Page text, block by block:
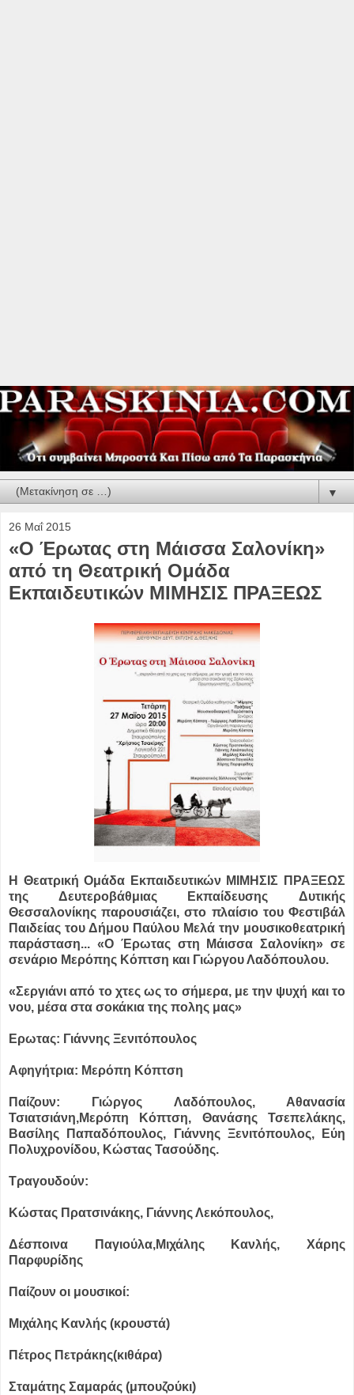
▼
26 Μαΐ 2015
«Ο Έρωτας στη Μάισσα Σαλονίκη»
από τη Θεατρική Ομάδα
Εκπαιδευτικών ΜΙΜΗΣΙΣ ΠΡΑΞΕΩΣ
Η Θεατρική Ομάδα Εκπαιδευτικών ΜΙΜΗΣΙΣ ΠΡΑΞΕΩΣ
της Δευτεροβάθμιας Εκπαίδευσης Δυτικής
Θεσσαλονίκης παρουσιάζει, στο πλαίσιο του Φεστιβάλ
Παιδείας του Δήμου Παύλου Μελά την μουσικοθεατρική
παράσταση... «Ο Έρωτας στη Μάισσα Σαλονίκη»σε
σενάριο Μερόπης Κόπτση και Γιώργου Λαδόπουλου.
«Σεργιάνι από το χτες ως το σήμερα, με την ψυχή και το
νου, μέσα στα σοκάκια της πολης μας»
Ερωτας: Γιάννης Ξενιτόπουλος
Αφηγήτρια: Μερόπη Κόπτση
Παίζουν: Γιώργος Λαδόπουλος, Αθανασία
Τσιατσιάνη,Μερόπη Κόπτση, Θανάσης Τσεπελάκης,
Βασίλης Παπαδόπουλος, Γιάννης Ξενιτόπουλος, Εύη
Πολυχρονίδου, Κώστας Τασούδης.
Τραγουδούν:
Κώστας Πρατσινάκης, Γιάννης Λεκόπουλος,
Δέσποινα Παγιούλα,Μιχάλης Κανλής, Χάρης
Παρφυρίδης
Παίζουν οι μουσικοί:
Μιχάλης Κανλής (κρουστά)
Πέτρος Πετράκης(κιθάρα)
Σταμάτης Σαμαράς (μπουζούκι)